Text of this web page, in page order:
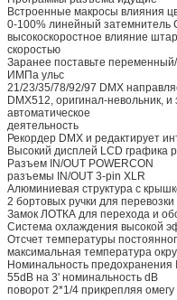
Встроенные макросы влияния
0-100% линейный затемнитель
высокоскоростное влияние
скоростью
Заранее поставьте
ИМПа ульс
21/23/35/78/92/97 DMX
DMX512, оригинал-невольник,
автоматическое
деятельность
Рекордер DMX и редактирует
Высокий дисплей LCD графика
Разъем IN/OUT POWERCON
разъемы IN/OUT 3-pin XLR
Алюминиевая структура с
2 бортовых ручки для перевозки
Замок ЛОТКА для перехода и
Система охлаждения высокой
Отсчет температуры
максимальная температура
Номинальность предохранения
55dB на 3' номинальность dB
поворот 2*1/4 прикрепляя омегу